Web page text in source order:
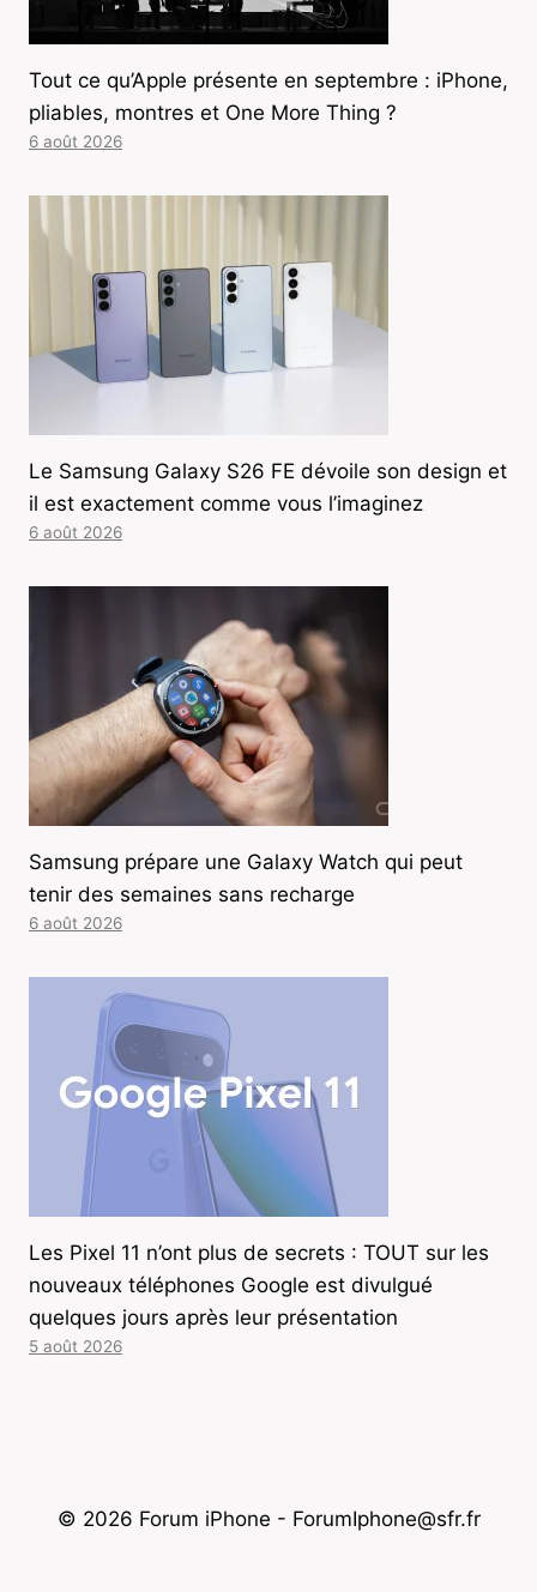
Tout ce qu’Apple présente en septembre : iPhone,
pliables, montres et One More Thing ?
6 août 2026
Le Samsung Galaxy S26 FE dévoile son design et
il est exactement comme vous l’imaginez
6 août 2026
Samsung prépare une Galaxy Watch qui peut
tenir des semaines sans recharge
6 août 2026
Les Pixel 11 n’ont plus de secrets : TOUT sur les
nouveaux téléphones Google est divulgué
quelques jours après leur présentation
5 août 2026
© 2026 Forum iPhone - ForumIphone@sfr.fr